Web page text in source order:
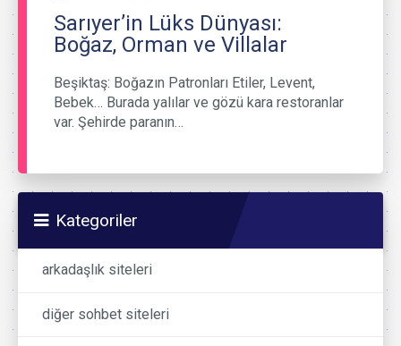
Sarıyer’in Lüks Dünyası:
Boğaz, Orman ve Villalar
Beşiktaş: Boğazın Patronları Etiler, Levent,
Bebek… Burada yalılar ve gözü kara restoranlar
var. Şehirde paranın…
Kategoriler
arkadaşlık siteleri
diğer sohbet siteleri